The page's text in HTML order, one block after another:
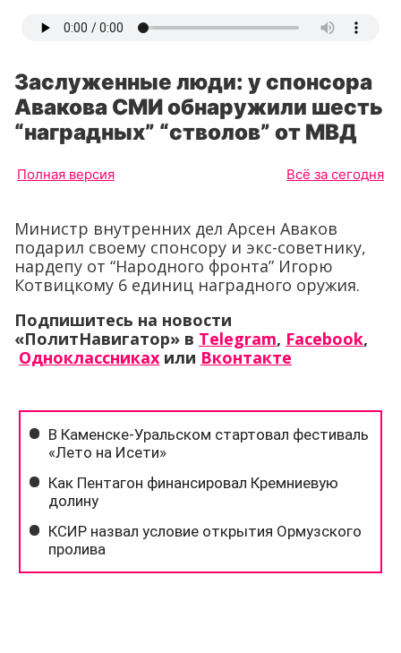
Заслуженные люди: у спонсора
Авакова СМИ обнаружили шесть
“наградных” “стволов” от МВД
Полная версия Всё за сегодня
Министр внутренних дел Арсен Аваков
подарил своему спонсору и экс-советнику,
нардепу от “Народного фронта” Игорю
Котвицкому 6 единиц наградного оружия.
Подпишитесь на новости
«ПолитНавигатор» в Telegram, Facebook,
Одноклассниках или Вконтакте